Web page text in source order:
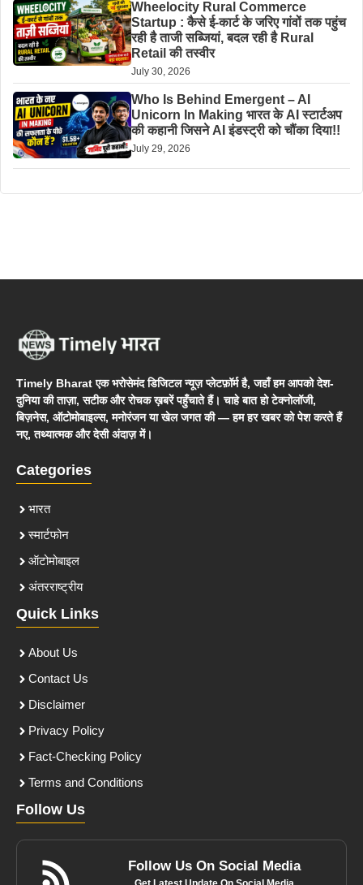
Wheelocity Rural Commerce
Startup : कैसे ई-कार्ट के जरिए गांवों तक पहुंच
रही है ताजी सब्जियां, बदल रही है Rural
Retail की तस्वीर
July 30, 2026
Who Is Behind Emergent – AI
Unicorn In Making भारत के AI स्टार्टअप
की कहानी जिसने AI इंडस्ट्री को चौंका दिया!!
July 29, 2026
Timely Bharat एक भरोसेमंद डिजिटल न्यूज़ प्लेटफ़ॉर्म है, जहाँ हम आपको देश-
दुनिया की ताज़ा, सटीक और रोचक ख़बरें पहुँचाते हैं। चाहे बात हो टेक्नोलॉजी,
बिज़नेस, ऑटोमोबाइल्स, मनोरंजन या खेल जगत की — हम हर खबर को पेश करते हैं
नए, तथ्यात्मक और देसी अंदाज़ में।
Categories
भारत
स्मार्टफोन
ऑटोमोबाइल
अंतरराष्ट्रीय
Quick Links
About Us
Contact Us
Disclaimer
Privacy Policy
Fact-Checking Policy
Terms and Conditions
Follow Us
Follow Us On Social Media